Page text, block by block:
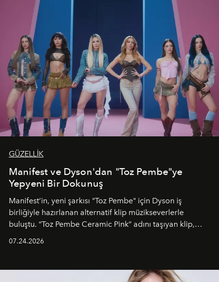
GÜZELLİK
Manifest ve Dyson'dan "Toz Pembe"ye
Yepyeni Bir Dokunuş
Manifest’in, yeni şarkısı "Toz Pembe" için Dyson iş
birliğiyle hazırlanan alternatif klip müzikseverlerle
buluştu. “Toz Pembe Ceramic Pink” adını taşıyan klip,
unsurlarından biri olarak öne çıkıyor.
07.24.2026